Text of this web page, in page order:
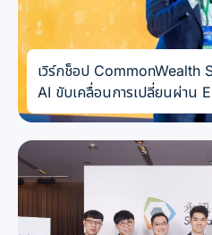
เวิร์กช็อป CommonWealth
AI ขับเคลื่อนการเปลี่ยนผ่าน